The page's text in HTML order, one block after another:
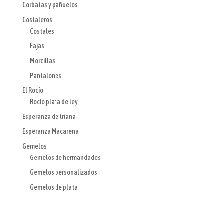
Corbatas y pañuelos
Costaleros
Costales
Fajas
Morcillas
Pantalones
El Rocío
Rocío plata de ley
Esperanza de triana
Esperanza Macarena
Gemelos
Gemelos de hermandades
Gemelos personalizados
Gemelos de plata